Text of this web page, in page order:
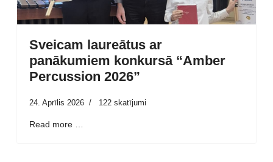
Sveicam laureātus ar
panākumiem konkursā “Amber
Percussion 2026”
24. Aprīlis 2026 122 skatījumi
Read more …